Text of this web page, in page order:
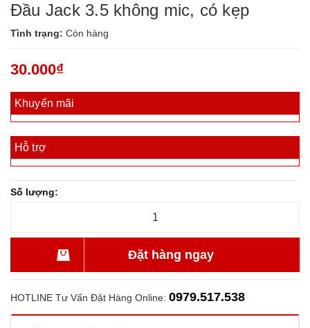
Đầu Jack 3.5 không mic, có kẹp
Tình trạng: Còn hàng
30.000₫
Khuyến mãi
Hỗ trợ
Số lượng:
Đặt hàng ngay
HOTLINE Tư Vấn Đặt Hàng Online: 0979.517.538